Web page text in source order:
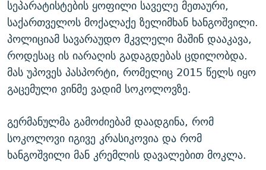
სეპარატისტების ყოფილი საველე მეთაური,
საქართველოს მოქალაქე ზელიმხან ხანგოშვილი.
პოლიციამ სავარაუდო მკვლელი მაშინ დააკავა,
როდესაც ის იარაღის გადაგდებას ცდილობდა.
მას უპოვეს პასპორტი, რომელიც 2015 წელს იყო
გაცემული ვინმე ვადიმ სოკოლოვზე.
გერმანულმა გამოძიებამ დაადგინა, რომ
სოკოლოვი იგივე კრასიკოვია და რომ
ხანგოშვილი მან კრემლის დავალებით მოკლა.